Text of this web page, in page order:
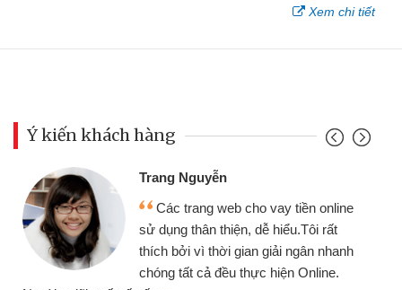
Xem chi tiết
Ý kiến khách hàng
Trang Nguyễn
Các trang web cho vay tiền online
sử dụng thân thiện, dễ hiểu.Tôi rất
thích bởi vì thời gian giải ngân nhanh
chóng tất cả đều thực hiện Online.